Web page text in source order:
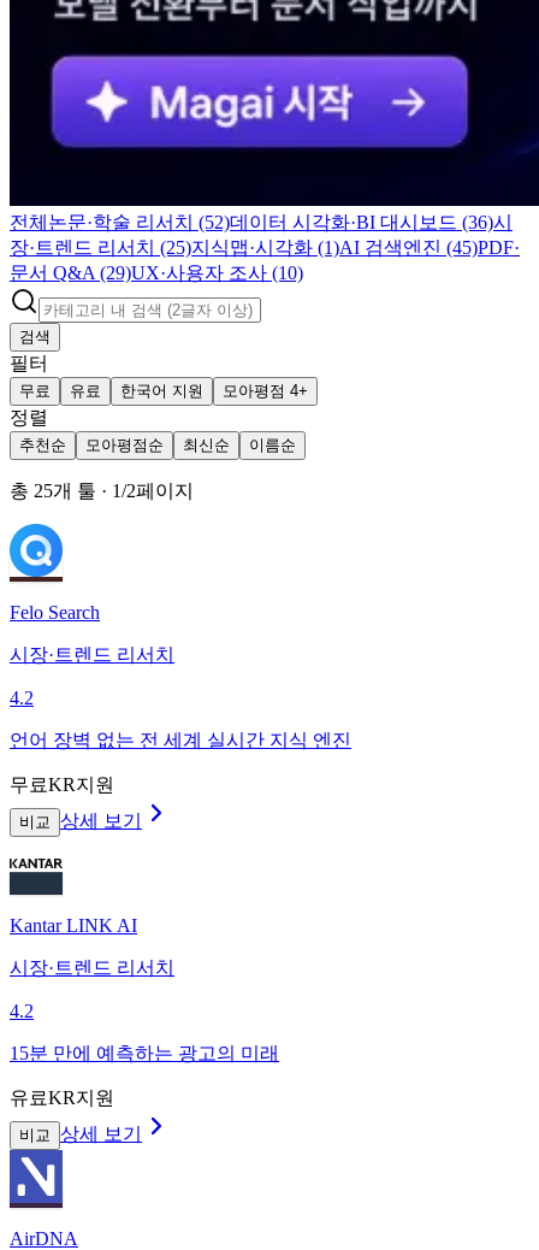
전체 논문·학술 리서치 (52)데이터 시각화·BI 대시보드 (36)시
장·트렌드 리서치 (25)지식맵·시각화 (1)AI 검색엔진 (45)PDF·
문서 Q&A (29)UX·사용자 조사 (10)
검색
필터
무료 유료 한국어 지원 모아평점 4+
정렬
추천순 모아평점순 최신순 이름순
총 25개 툴 · 1/2페이지
Felo Search
시장·트렌드 리서치
4.2
언어 장벽 없는 전 세계 실시간 지식 엔진
무료KR지원
비교 상세 보기
Kantar LINK AI
시장·트렌드 리서치
4.2
15분 만에 예측하는 광고의 미래
유료KR지원
비교 상세 보기
AirDNA